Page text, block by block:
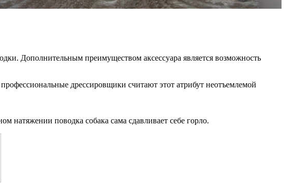
Дополнительным преимуществом аксессуара является возможность
дрессировщики считают этот атрибут неотъемлемой
натяжении поводка собака сама сдавливает себе горло.